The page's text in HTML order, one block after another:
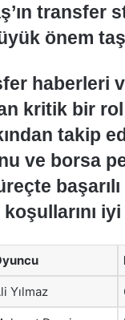
transfer
önem
kritik bir
takip
ve borsa
Yılmaz